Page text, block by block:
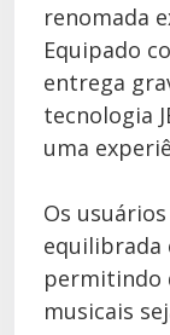
renomada
Equipado
entrega
tecnologia
uma
Os
equilibrada
permitindo
musicais